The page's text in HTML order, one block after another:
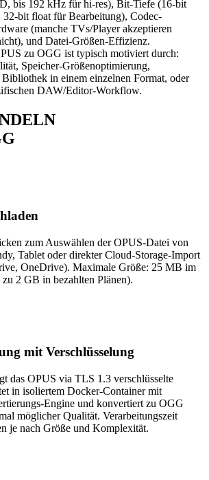
bis 192 kHz für hi-res), Bit-Tiefe (16-bit
bit float für Bearbeitung), Codec-
(manche TVs/Player akzeptieren
und Datei-Größen-Effizienz.
zu OGG ist typisch motiviert durch:
Speicher-Größenoptimierung,
in einem einzelnen Format, oder
DAW/Editor-Workflow.
zum Auswählen der OPUS-Datei von
Tablet oder direkter Cloud-Storage-Import
OneDrive). Maximale Größe: 25 MB im
2 GB in bezahlten Plänen).
mit Verschlüsselung
das OPUS via TLS 1.3 verschlüsselte
in isoliertem Docker-Container mit
Engine und konvertiert zu OGG
möglicher Qualität. Verarbeitungszeit
je nach Größe und Komplexität.